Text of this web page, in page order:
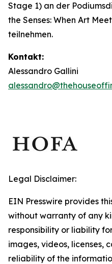
Stage 1) an der
the Senses: When Art
teilnehmen.
Kontakt:
Alessandro Gallini
Legal Disclaimer:
EIN Presswire provides
without warranty of any
responsibility or liability
images, videos, licenses,
reliability of the